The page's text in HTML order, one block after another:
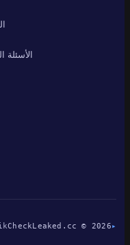
الأسئلة
CheckLeaked.cc © 2026